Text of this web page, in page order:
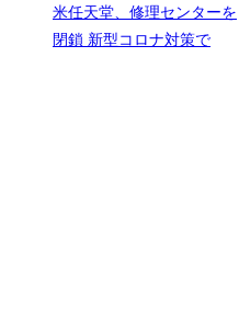
米任天堂、修理センターを
閉鎖 新型コロナ対策で